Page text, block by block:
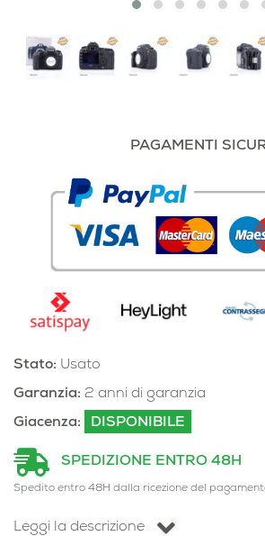
PAGAMENTI
Stato: Usato
Garanzia: 2 anni di garanzia
Giacenza:
DISPONIBILE
SPEDIZIONE ENTRO 48H
Spedito entro 48H dalla ricezione del
Leggi la descrizione